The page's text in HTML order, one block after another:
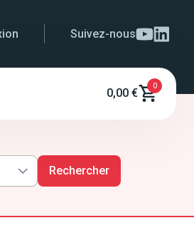
Suivez-nous
0,00 €
0
Rechercher